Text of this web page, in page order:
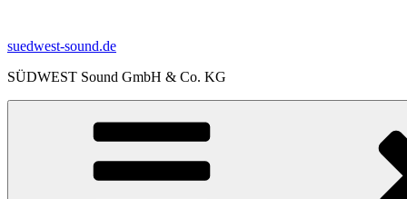
springen
suedwest-sound.de
SÜDWEST Sound GmbH & Co. KG